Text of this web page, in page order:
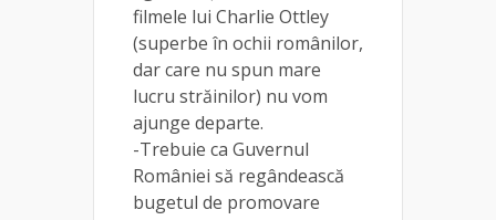
filmele lui Charlie Ottley
(superbe în ochii românilor,
dar care nu spun mare
lucru străinilor) nu vom
ajunge departe.
-Trebuie ca Guvernul
României să regândească
bugetul de promovare